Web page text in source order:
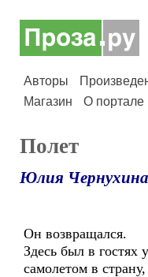
Авторы
Магазин
О портале
Полет
Юлия Чернухина
Он возвращался.
Здесь был в гостях
самолетом в